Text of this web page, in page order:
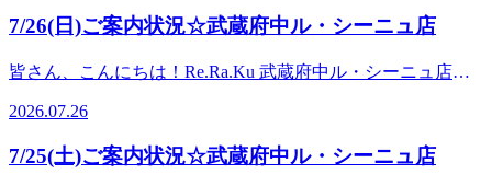
電話ください♪『Re.Ra.Ku 武蔵府中ル・シーニュ店』【住
所】〒183-0023東京都府中市宮町一丁目100番 ル・シーニ
日】年中無休【アクセス】京王線「府中駅」直結徒歩3分
【お知らせ】電子マネー決済・QRコード決済、対応してお
7/26(日)ご案内状況☆武蔵府中ル・シーニュ店
皆さん、こんにちは！Re.Ra.Ku 武蔵府中ル・シーニュ店で
20～17：50上記のお時間が空いております！詳しいお時間が
気になる方はお電話ください♪『Re.Ra.Ku 武蔵府中ル・シー
ニュ店』【住所】〒183-0023東京都府中市宮町一丁目100
2026.07.26
7/25(土)ご案内状況☆武蔵府中ル・シーニュ店